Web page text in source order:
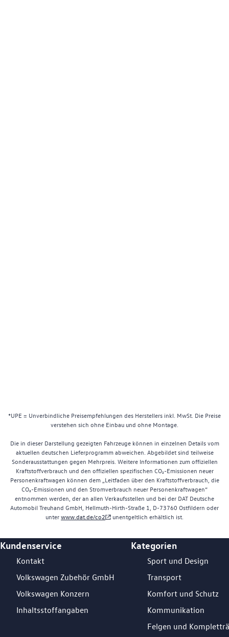
*UPE = Unverbindliche Preisempfehlungen des Herstellers inkl. MwSt. Die Preise
verstehen sich ohne Einbau und ohne Montage.
Die in dieser Darstellung gezeigten Fahrzeuge können in einzelnen Details vom
aktuellen deutschen Lieferprogramm abweichen. Abgebildet sind teilweise
Sonderausstattungen gegen Mehrpreis. Weitere Informationen zum offiziellen
Kraftstoffverbrauch und den offiziellen spezifischen CO₂-Emissionen neuer
Personenkraftwagen können dem „Leitfaden über den Kraftstoffverbrauch, die
CO₂-Emissionen und den Stromverbrauch neuer Personenkraftwagen“
entnommen werden, der an allen Verkaufsstellen und bei der DAT Deutsche
Automobil Treuhand GmbH, Hellmuth-Hirth-Straße 1, D-73760 Ostfildern oder
unterwww.dat.de/co2 unentgeltlich erhältlich ist.
Footer Teaser
Kundenservice
Kontakt
Volkswagen Zubehör GmbH
Volkswagen Konzern
Inhaltsstoffangaben
Kategorien
Sport und Design
Transport
Komfort und Schutz
Kommunikation
Felgen und